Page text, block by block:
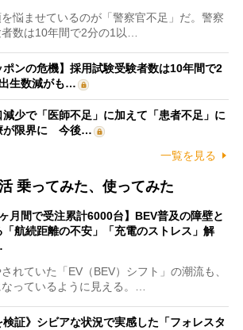
悩ませているのが「警察官不足」だ。警察
数は10年間で2分の1以…
ポンの危機】採用試験受験者数は10年間で2
生数減がも…
減少で「医師不足」に加えて「患者不足」に
が限界に 今後…
一覧を見る
乗ってみた、使ってみた
ヶ月間で受注累計6000台】BEV普及の障壁と
「航続距離の不安」「充電のストレス」解
れていた「EV（BEV）シフト」の潮流も、
っているように見える。…
検証》シビアな状況で実感した「フォレスタ